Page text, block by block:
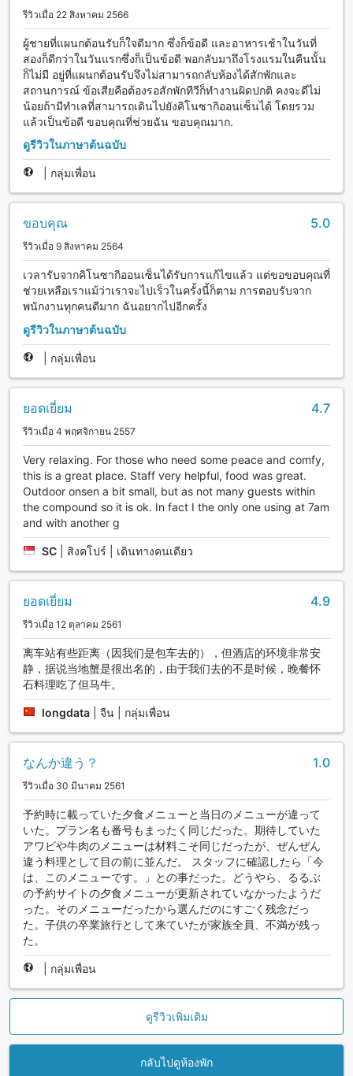
รีวิวเมื่อ 22 สิงหาคม 2566
ผู้ชายที่แผนกต้อนรับก็ใจดีมาก ซึ่งก็ข้อดี และอาหารเช้าในวันที่
สองก็ดีกว่าในวันแรกซึ่งก็เป็นข้อดี พอกลับมาถึงโรงแรมในคืนนั้น
ก็ไม่มี อยู่ที่แผนกต้อนรับจึงไม่สามารถกลับห้องได้สักพักและ
สถานการณ์ ข้อเสียคือต้องรอสักพักทีวีก็ทำงานผิดปกติ คงจะดีไม่
น้อยถ้ามีทำเลที่สามารถเดินไปยังคิโนซากิออนเซ็นได้ โดยรวม
แล้วเป็นข้อดี ขอบคุณที่ช่วยฉัน ขอบคุณมาก.
ดูรีวิวในภาษาต้นฉบับ
กลุ่มเพื่อน
ขอบคุณ 5.0
รีวิวเมื่อ 9 สิงหาคม 2564
เวลารับจากคิโนซากิออนเซ็นได้รับการแก้ไขแล้ว แต่ขอขอบคุณที่
ช่วยเหลือเราแม้ว่าเราจะไปเร็วในครั้งนี้ก็ตาม การตอบรับจาก
พนักงานทุกคนดีมาก ฉันอยากไปอีกครั้ง
ดูรีวิวในภาษาต้นฉบับ
กลุ่มเพื่อน
ยอดเยี่ยม 4.7
รีวิวเมื่อ 4 พฤศจิกายน 2557
Very relaxing. For those who need some peace and comfy,
this is a great place. Staff very helpful, food was great.
Outdoor onsen a bit small, but as not many guests within
the compound so it is ok. In fact I the only one using at 7am
and with another g
SC สิงคโปร์ | เดินทางคนเดียว
ยอดเยี่ยม 4.9
รีวิวเมื่อ 12 ตุลาคม 2561
离车站有些距离（因我们是包车去的），但酒店的环境非常安
静，据说当地蟹是很出名的，由于我们去的不是时候，晚餐怀
石料理吃了但马牛。
longdata จีน | กลุ่มเพื่อน
なんか違う？ 1.0
รีวิวเมื่อ 30 มีนาคม 2561
予約時に載っていた夕食メニューと当日のメニューが違って
いた。プラン名も番号もまったく同じだった。期待していた
アワビや牛肉のメニューは材料こそ同じだったが、ぜんぜん
違う料理として目の前に並んだ。 スタッフに確認したら「今
は、このメニューです。」との事だった。どうやら、るるぶ
の予約サイトの夕食メニューが更新されていなかったようだ
った。そのメニューだったから選んだのにすごく残念だっ
た。子供の卒業旅行として来ていたが家族全員、不満が残っ
た。
กลุ่มเพื่อน
ดูรีวิวเพิ่มเติม
กลับไปดูห้องพัก